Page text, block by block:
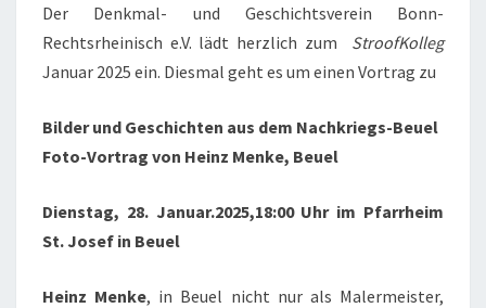
S
T
R
L
Der Denkmal- und Geschichtsverein Bonn-
Rechtsrheinisch e.V. lädt herzlich zum StroofKolleg
Januar 2025 ein. Diesmal geht es um einen Vortrag zu
Bilder und Geschichten aus dem Nachkriegs-Beuel
Foto-Vortrag von Heinz Menke, Beuel
Dienstag, 28. Januar.2025,18:00 Uhr im Pfarrheim
St. Josef in Beuel
Heinz Menke, in Beuel nicht nur als Malermeister,